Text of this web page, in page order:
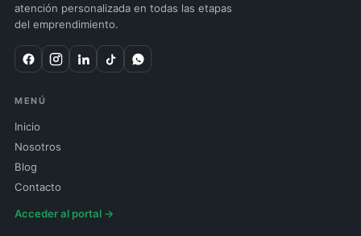
atención personalizada en todas las etapas
del emprendimiento.
MENÚ
Inicio
Nosotros
Blog
Contacto
Acceder al portal →